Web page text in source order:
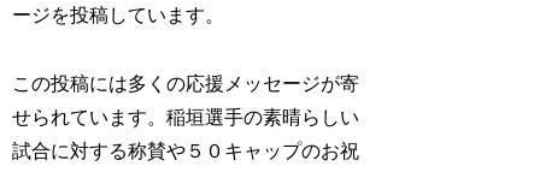
ージを投稿しています。
この投稿には多くの応援メッセージが寄
せられています。稲垣選手の素晴らしい
試合に対する称賛や５０キャップのお祝